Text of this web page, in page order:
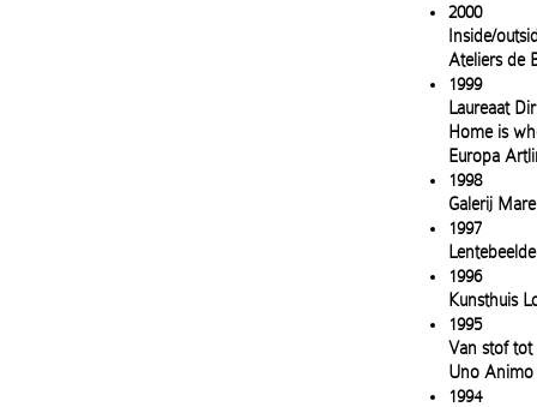
2000
Inside/
Ateliers de
1999
Laureaat
Home is
Europa
1998
Galerij
1997
1996
Kunsthuis
1995
Van stof tot
Uno Animo
1994